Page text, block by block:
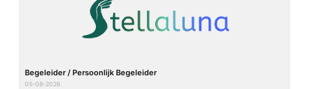
Begeleider / Persoonlijk Begeleider
05-08-2026